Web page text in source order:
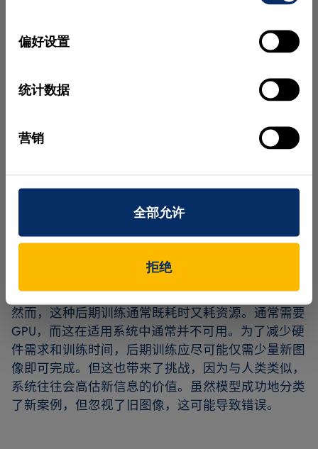
偏好设置
统计数据
营销
全部允许
拒绝
果出现了一种新类型的错误（没有训练过的标准）或
完全不同的物体，系统将面临挑战：它试图将修改后
的情况归类到已知类别，但由于标准未知而无法成
的补充测试实例，该技术通过现实的估计来验证决策
的不确定性。
后期训练的需求
的特征分布内。如果检查的图像仅与训练数据集略有
不同，不确定性估计会将其标记为“近分布”。在实践
中，这可以通过黄色指示灯来显示，以触发手动检
查。另一方面，如果对象在特征分布之外，则将其归
类为“超出分布”，这可以通过红色指示灯来显示。如
果这种情况变得更加频繁，很明显训练数据集已不再
代表检查任务。在这种情况下，需要进行后期训练。
然而，这种后期训练通常既耗时又耗资源。通常需要
GPU，而这在适用系统中通常并不可用。为了减少硬
件需求和训练时间，后期训练应尽可能仅需少量新图
像即可完成。但这也带来了挑战，因为与人类类似，
系统往往会高估新信息的价值。虽然模型成功地分类
了新案例，但忽视了旧图像，这可能导致错误。